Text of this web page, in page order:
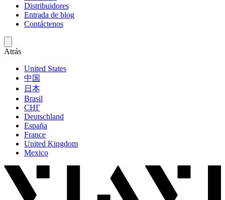
Distribuidores
Entrada de blog
Contáctenos
Atrás
United States
中国
日本
Brasil
СНГ
Deutschland
España
France
United Kingdom
Mexico